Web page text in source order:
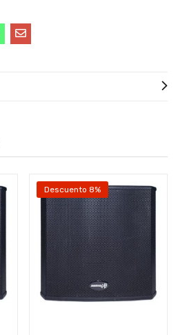
Descuento 8%